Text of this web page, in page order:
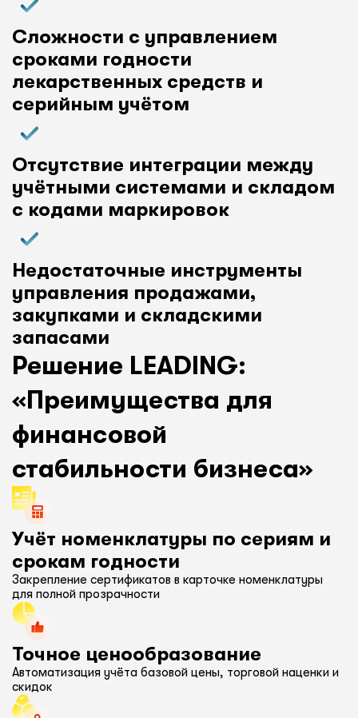
Сложности с управлением
сроками годности
лекарственных средств и
серийным учётом
Отсутствие интеграции между
учётными системами и складом
с кодами маркировок
Недостаточные инструменты
управления продажами,
закупками и складскими
запасами
Решение LEADING:
«Преимущества для
финансовой
стабильности бизнеса»
Учёт номенклатуры по сериям и
срокам годности
Закрепление сертификатов в карточке номенклатуры
для полной прозрачности
Точное ценообразование
Автоматизация учёта базовой цены, торговой наценки и
скидок